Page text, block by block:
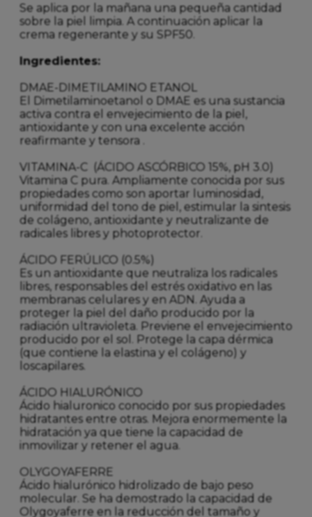
Se aplica por la mañana una pequeña cantidad
sobre la piel limpia. A continuación aplicar la
crema regenerante y su SPF50.
Ingredientes:
DMAE-DIMETILAMINO ETANOL
El Dimetilaminoetanol o DMAE es una sustancia
activa contra el envejecimiento de la piel,
antioxidante y con una excelente acción
reafirmante y tensora .
VITAMINA-C (ÁCIDO ASCÓRBICO 15%, pH 3.0)
Vitamina C pura. Ampliamente conocida por sus
propiedades como son aportar luminosidad,
uniformidad del tono de piel, estimular la sintesis
de colágeno, antioxidante y neutralizante de
radicales libres y photoprotector.
ÁCIDO FERÚLICO (0.5%)
Es un antioxidante que neutraliza los radicales
libres, responsables del estrés oxidativo en las
membranas celulares y en ADN. Ayuda a
proteger la piel del daño producido por la
radiación ultravioleta. Previene el envejecimiento
producido por el sol. Protege la capa dérmica
(que contiene la elastina y el colágeno) y
loscapilares.
ÁCIDO HIALURÓNICO
Ácido hialuronico conocido por sus propiedades
hidratantes entre otras. Mejora enormemente la
hidratación ya que tiene la capacidad de
inmovilizar y retener el agua.
OLYGOYAFERRE
Ácido hialurónico hidrolizado de bajo peso
molecular. Se ha demostrado la capacidad de
Olygoyaferre en la reducción del tamaño y